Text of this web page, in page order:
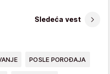
Sledeća vest
POSLE POROĐAJA